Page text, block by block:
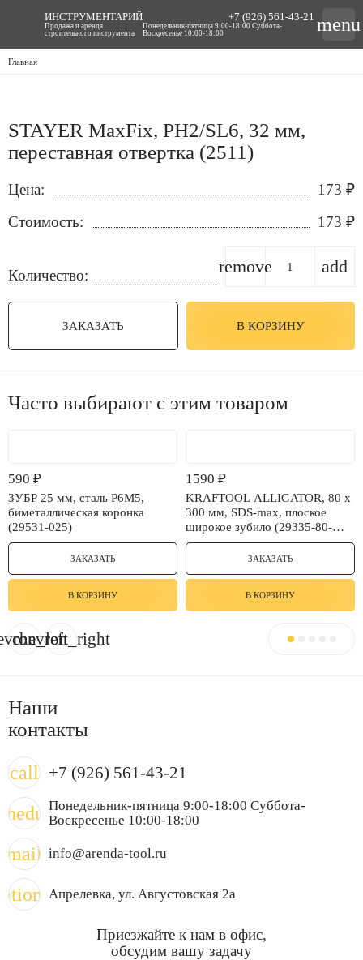
Главная
STAYER MaxFix, PH2/SL6, 32 мм,
переставная отвертка (2511)
Цена: 173 ₽
Стоимость:
173 ₽
Количество: remove add
ЗАКАЗАТЬ В КОРЗИНУ
Часто выбирают с этим товаром
590 ₽
ЗУБР 25 мм, сталь Р6М5,
биметаллическая коронка
(29531-025)
ЗАКАЗАТЬ
В КОРЗИНУ
1590 ₽
KRAFTOOL ALLIGATOR, 80 х
300 мм, SDS-max, плоское
широкое зубило (29335-80-
300)
ЗАКАЗАТЬ
В КОРЗИНУ
chevron_right
Наши
контакты
call +7 (926) 561-43-21
Понедельник-пятница 9:00-18:00 Суббота-
Воскресенье 10:00-18:00
mail info@arenda-tool.ru
Апрелевка, ул. Августовская 2а
Приезжайте к нам в офис,
обсудим вашу задачу
ИНСТРУМЕНТАРИЙ
Продажа и аренда
строительного инструмента
+7 (926) 561-43-21
Понедельник-пятница 9:00-18:00 Суббота-
Воскресенье 10:00-18:00
menu